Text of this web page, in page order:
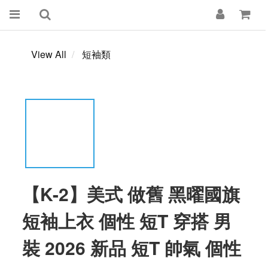
View All 短袖類
【K-2】美式 做舊 黑曜國旗
短袖上衣 個性 短T 穿搭 男
裝 2026 新品 短T 帥氣 個性